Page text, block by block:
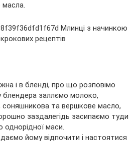
і в бленді, про що розповімо
блендера заллємо молоко,
соняшникова та вершкове масло,
заздалегідь засипаємо туди
маси.
йому відпочити і настоятися